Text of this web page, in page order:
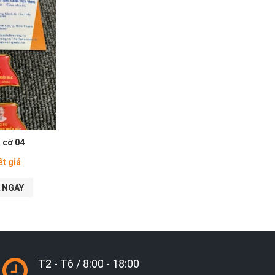
cờ 04
giá
T2 - T6 / 8:00 - 18:00